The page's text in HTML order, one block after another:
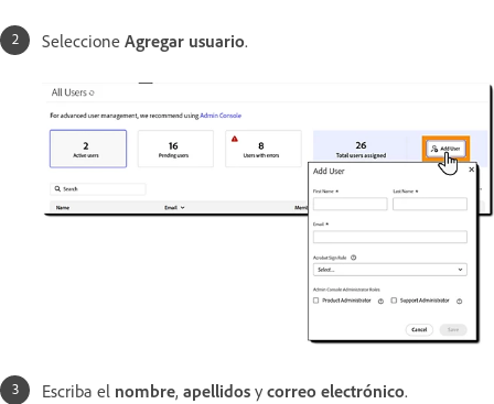
Seleccione Agregar usuario.
Escriba el nombre, apellidos y correo electrónico.